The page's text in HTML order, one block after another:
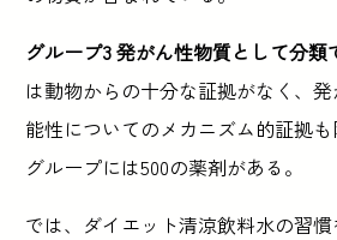
グループ3 発がん性物質として分類
は動物からの十分な証拠がなく、
能性についてのメカニズム的証拠
グループには500の薬剤がある。
では、ダイエット清涼飲料水の習